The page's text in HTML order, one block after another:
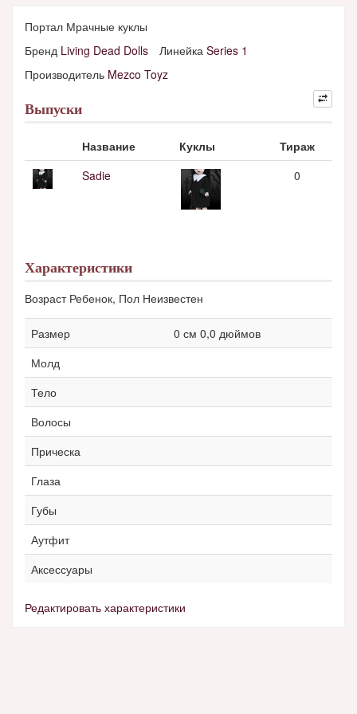
Портал Мрачные куклы
Бренд Living Dead Dolls Линейка Series 1
Производитель Mezco Toyz
Выпуски
Название Куклы
Тираж
Sadie
0
Характеристики
Возраст Ребенок, Пол Неизвестен
Размер
0 см 0,0 дюймов
Молд
Тело
Волосы
Прическа
Глаза
Губы
Аутфит
Аксессуары
Редактировать характеристики